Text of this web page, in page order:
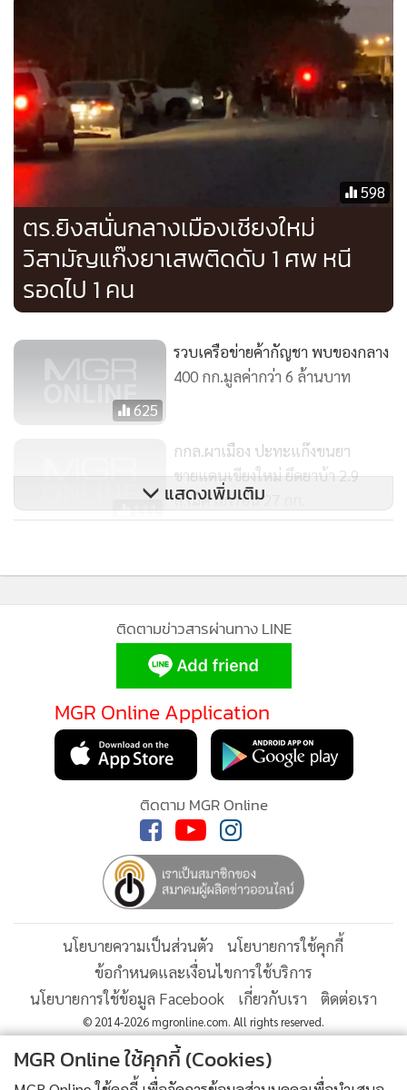
ติดจำนวนมากจากพื้นที่ภาคเหนือเข้าสู่พื้นที่ตอนในของประเทศ
จนกระทั่งช่วงวันที่ 14-15 ก.พ.63 เจ้าหน้าที่ได้ตรวจสอบพบ
ความเคลื่อนไหวว่าจะมีการส่งมอบยาเสพติดในพื้นที่อำเภอ
แม่แตง จังหวัดเชียงใหม่ จึงจัดกำลังสะกดรอยติดตาม กระทั่ง
เวลาประมาณ 03.10 น. ของวันที่ 15 ก.พ.63 จึงได้ร่วมกันตรวจ
ยึดยาเสพติดยาบ้า และไอซ์จำนวนดังกล่าว ซึ่งผู้กระทำผิดได้นำ
มาพักคอยรอส่งมอบแก่กลุ่มลำเลียงไว้ได้ แต่ผู้กระทำผิดไหวตัว
ทันจึงสามารถหลบหนีไปได้
จากการสอบสวนของเจ้าหน้าที่ตำรวจพบหลักฐานเชื่อมโยงว่า
จำนวนดังกล่าว จึงรวบรวมพยานหลักฐานร้องทุกข์กล่าวโทษต่อ
จังหวัดเชียงใหม่ออกหมายจับ นายธนาวุฒิ ในฐานความผิด ร่วม
กันมียาเสพติดให้โทษประเภท 1 (เมทแอมเฟตามีน หรือยาบ้า,
ไอซ์) โดยมีปริมาณแอมเฟตามีน หรืออนุพันธ์แอมเฟตามีน
คำนวณเป็นสารบริสุทธิ์เกินกว่า 20 กรัมขึ้นไปไว้ในครอบครอง
เพื่อจำหน่ายโดยไม่ได้รับอนุญาต ต่อมา เจ้าหน้าที่ได้ร่วมกัน
จับกุมตัวนายธนาวุฒิ ได้ที่ด่านตรวจผาหงษ์ ในชั้นจับกุมนายธนา
วุฒิได้ให้การรับสารภาพตลอดข้อกล่าวหา และได้ตรวจยึดรถยนต์
จำนวน 2 คันเพื่อดำเนินการตรวจสอบตาม พ.ร.บ.มาตรการฯ
598
ตร.ยิงสนั่นกลางเมืองเชียงใหม่
วิสามัญแก๊งยาเสพติดดับ 1 ศพ หนี
รอดไป 1 คน
625
รวบเครือข่ายค้ากัญชา พบของกลาง
400 กก.มูลค่ากว่า 6 ล้านบาท
111
กกล.ผาเมือง ปะทะแก๊งขนยา
ชายแดนเขียงใหม่ ยึดยาบ้า 2.9
ล.เม็ด เฮโรอีน 27 กก.
365
ขนยา สุดท้ายไปไม่รอดโดนรวบคา
แสดงเพิ่มเติม
ติดตามข่าวสารผ่านทาง LINE
MGR Online Application
ติดตาม MGR Online
นโยบายความเป็นส่วนตัว
นโยบายการใช้คุกกี้
ข้อกำหนดและเงื่อนไขการใช้บริการ
นโยบายการใช้ข้อมูล Facebook
เกี่ยวกับเรา ติดต่อเรา
© 2014-2026 mgronline.com. All rights reserved.
MGR Online ใช้คุกกี้ (Cookies)